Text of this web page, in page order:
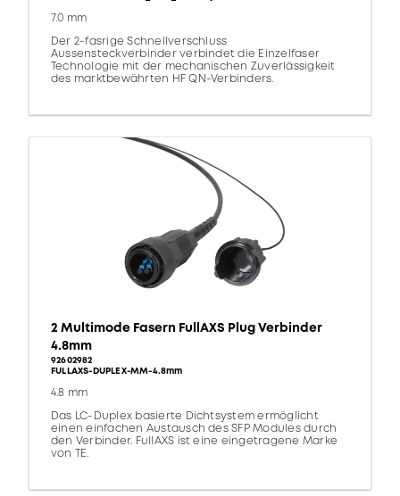
7.0 mm
Der 2-fasrige Schnellverschluss
Aussensteckverbinder verbindet die Einzelfaser
Technologie mit der mechanischen Zuverlässigkeit
des marktbewährten HF QN-Verbinders.
2 Multimode Fasern FullAXS Plug Verbinder
4.8mm
92602982
FULLAXS-DUPLEX-MM-4.8mm
4.8 mm
Das LC-Duplex basierte Dichtsystem ermöglicht
einen einfachen Austausch des SFP Modules durch
den Verbinder. FullAXS ist eine eingetragene Marke
von TE.